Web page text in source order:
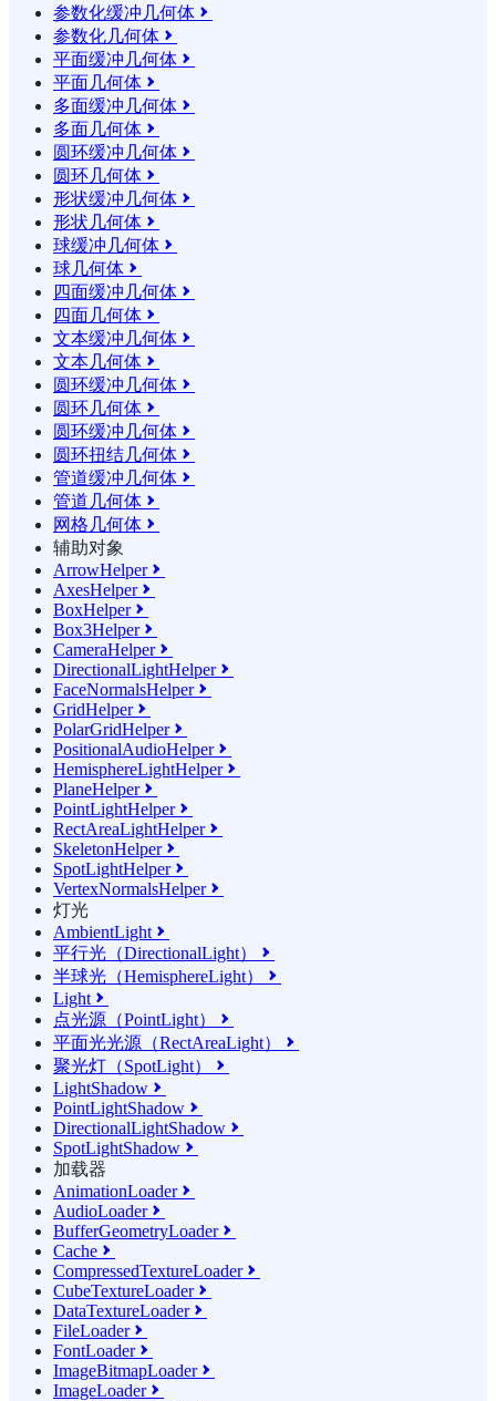
参数化缓冲几何体 
参数化几何体 
平面缓冲几何体 
平面几何体 
多面缓冲几何体 
多面几何体 
圆环缓冲几何体 
圆环几何体 
形状缓冲几何体 
形状几何体 
球缓冲几何体 
球几何体 
四面缓冲几何体 
四面几何体 
文本缓冲几何体 
文本几何体 
圆环缓冲几何体 
圆环几何体 
圆环缓冲几何体 
圆环扭结几何体 
管道缓冲几何体 
管道几何体 
网格几何体 
辅助对象
ArrowHelper
AxesHelper
BoxHelper
Box3Helper
CameraHelper
DirectionalLightHelper
FaceNormalsHelper
GridHelper
PolarGridHelper
PositionalAudioHelper
HemisphereLightHelper
PlaneHelper
PointLightHelper
RectAreaLightHelper
SkeletonHelper
SpotLightHelper
VertexNormalsHelper
灯光
AmbientLight 
平行光（DirectionalLight） 
半球光（HemisphereLight） 
Light 
点光源（PointLight） 
平面光光源（RectAreaLight） 
聚光灯（SpotLight） 
LightShadow 
PointLightShadow 
DirectionalLightShadow 
SpotLightShadow 
加载器
AnimationLoader
AudioLoader
BufferGeometryLoader
Cache 
CompressedTextureLoader
CubeTextureLoader
DataTextureLoader
FileLoader
FontLoader
ImageBitmapLoader
ImageLoader